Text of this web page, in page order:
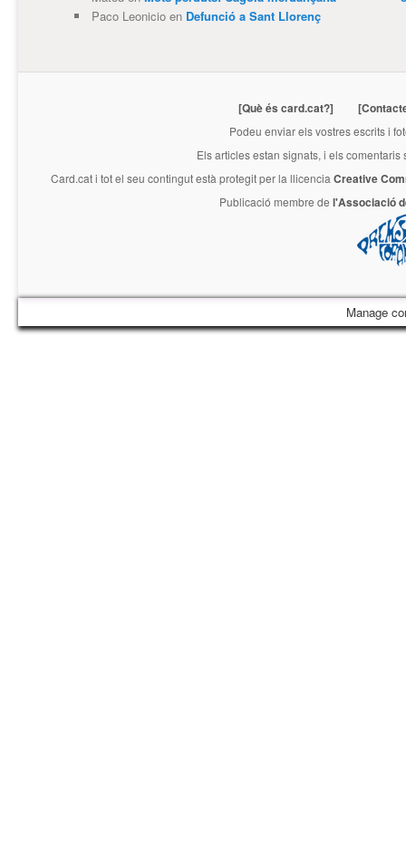
Paco Leonicioen Defunció a Sant Llorenç
[Què és card.cat?]
Podeu enviar els vostres escrits i
Els articles estan signats, i els
Card.cati tot el seu contingut està protegit per la llicencia Creative
Publicació membre de l'Associació
Manage